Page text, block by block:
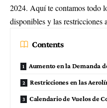
2024. Aquí te contamos todo
disponibles y las restricciones
Contents
Aumento en la Demanda
Restricciones en las
Calendario de Vuelos de